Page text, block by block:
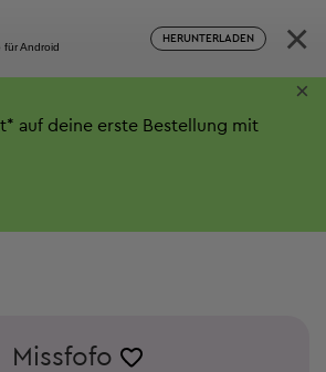
für Android
HERUNTERLADEN ×
auf deine erste Bestellung mit
×
Missfofo